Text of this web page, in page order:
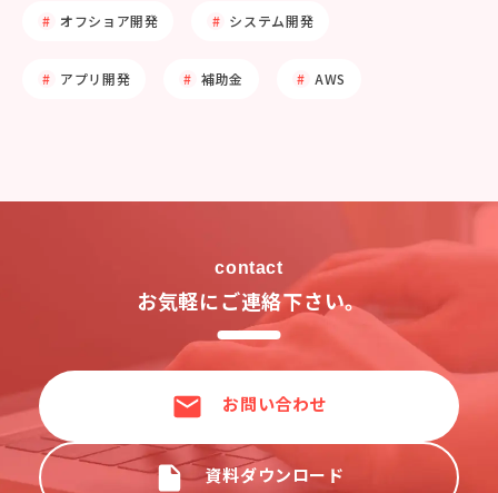
オフショア開発 システム開発
アプリ開発 補助金 AWS
contact
お気軽にご連絡下さい。
お問い合わせ
資料ダウンロード